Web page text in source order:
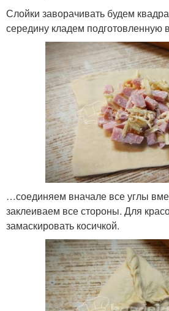
Слойки заворачивать будем
середину кладем подготовленную
…соединяем вначале все углы
заклеиваем все стороны. Для
замаскировать косичкой.